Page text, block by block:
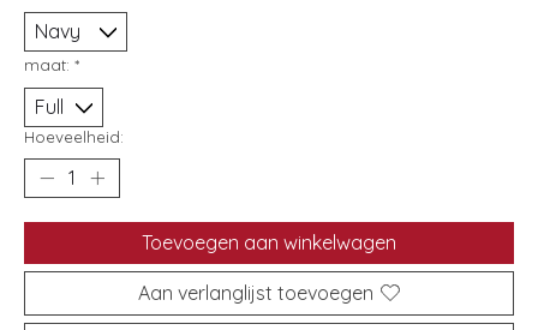
maat: *
Hoeveelheid:
Toevoegen aan winkelwagen
Aan verlanglijst toevoegen